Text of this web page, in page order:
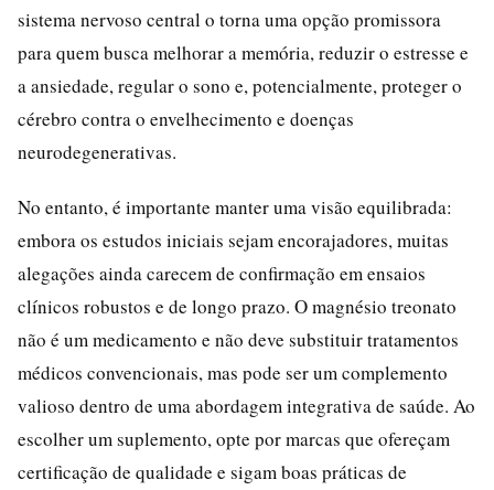
sistema nervoso central o torna uma opção promissora
para quem busca melhorar a memória, reduzir o estresse e
a ansiedade, regular o sono e, potencialmente, proteger o
cérebro contra o envelhecimento e doenças
neurodegenerativas.
No entanto, é importante manter uma visão equilibrada:
embora os estudos iniciais sejam encorajadores, muitas
alegações ainda carecem de confirmação em ensaios
clínicos robustos e de longo prazo. O magnésio treonato
não é um medicamento e não deve substituir tratamentos
médicos convencionais, mas pode ser um complemento
valioso dentro de uma abordagem integrativa de saúde. Ao
escolher um suplemento, opte por marcas que ofereçam
certificação de qualidade e sigam boas práticas de